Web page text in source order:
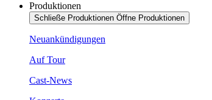
Produktionen
Schließe Produktionen Öffne Produktionen
Neuankündigungen
Auf Tour
Cast-News